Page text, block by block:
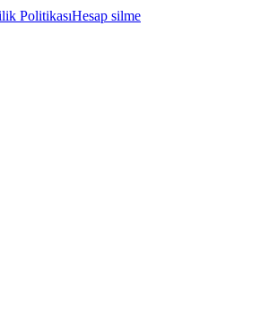
PolitikasıHesap silme